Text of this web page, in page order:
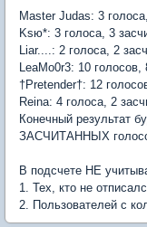
Master Judas: 3
Ksю*: 3 голоса, 3
Liar....: 2 голоса, 2
LeaMo0r3: 10 голосов,
†Pretender†: 12
Reina: 4 голоса, 2
Конечный результат
ЗАСЧИТАННЫХ
В подсчете НЕ
1. Тех, кто не
2. Пользователей с